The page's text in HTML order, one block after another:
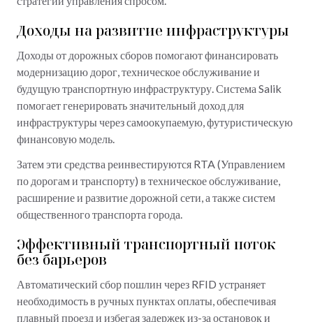
Доходы на развитие инфраструктуры
Доходы от дорожных сборов помогают финансировать
модернизацию дорог, техническое обслуживание и
будущую транспортную инфраструктуру. Система Salik
помогает генерировать значительный доход для
инфраструктуры через самоокупаемую, футуристическую
финансовую модель.
Затем эти средства реинвестируются RTA (Управлением
по дорогам и транспорту) в техническое обслуживание,
расширение и развитие дорожной сети, а также систем
общественного транспорта города.
Эффективный транспортный поток
без барьеров
Автоматический сбор пошлин через RFID устраняет
необходимость в ручных пунктах оплаты, обеспечивая
плавный проезд и избегая задержек из-за остановок и